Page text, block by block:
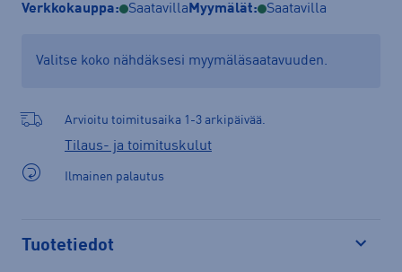
Verkkokauppa: Saatavilla Myymälät: Saatavilla
Valitse koko nähdäksesi myymäläsaatavuuden.
Arvioitu toimitusaika 1-3 arkipäivää.
Tilaus- ja toimituskulut
Ilmainen palautus
Tuotetiedot